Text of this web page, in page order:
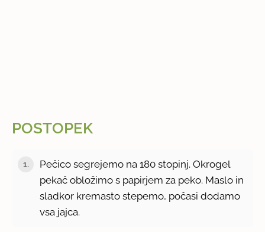
POSTOPEK
1.
Pečico segrejemo na 180 stopinj. Okrogel
pekač obložimo s papirjem za peko. Maslo in
sladkor kremasto stepemo, počasi dodamo
vsa jajca.